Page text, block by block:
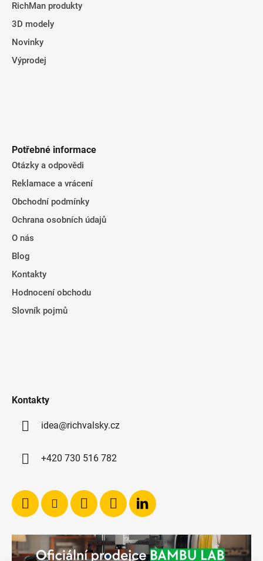
RichMan produkty
3D modely
Novinky
Výprodej
Potřebné informace
Otázky a odpovědi
Reklamace a vrácení
Obchodní podmínky
Ochrana osobních údajů
O nás
Blog
Kontakty
Hodnocení obchodu
Slovník pojmů
Kontakty
idea@richvalsky.cz
+420 730 516 782